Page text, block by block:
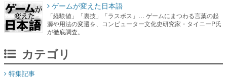
ゲームが変えた日本語
「経験値」「裏技」「ラスボス」… ゲームにまつわる言葉の起
源や用法の変遷を、コンピューター文化史研究家・タイニーP氏
が徹底調査。
カテゴリ
特集記事